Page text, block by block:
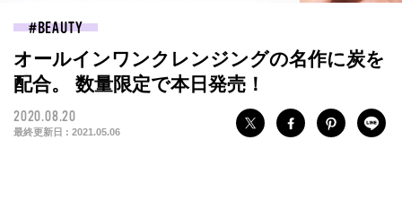
BEAUTY
オールインワンクレンジングの名作に炭を
配合。 数量限定で本日発売！
2020.08.20
最終更新日 : 2021.05.06